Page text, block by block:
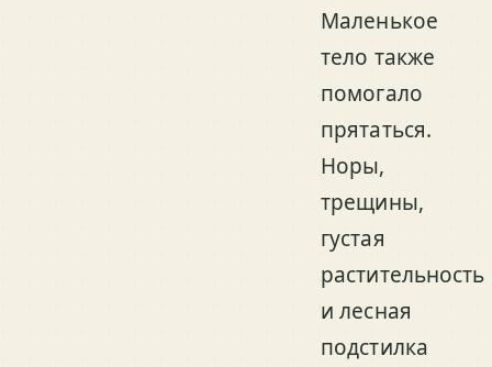
Маленькое
тело также
помогало
прятаться.
Норы,
трещины,
густая
растительность
и лесная
подстилка